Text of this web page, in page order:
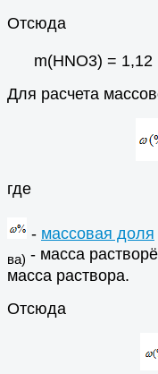
Отсюда
m(HNO3) = 1,12
Для расчета
где
- массовая доля
ва) - масса
масса раствора.
Отсюда